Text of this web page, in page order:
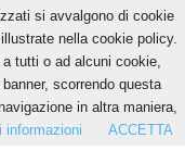
si avvalgono di cookie
nella cookie policy.
tutti o ad alcuni cookie,
scorrendo questa
in altra maniera,
informazioni ACCETTA